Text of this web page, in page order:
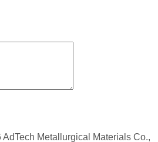
Metallurgical Materials Co.,